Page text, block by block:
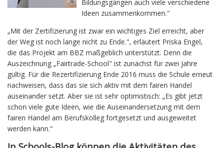
Bildungsgängen auch viele verschiedene
Ideen zusammenkommen."
„Mit der Zertifizierung ist zwar ein wichtiges Ziel erreicht, aber
der Weg ist noch lange nicht zu Ende.", erläutert Priska Engel,
die das Projekt am BBZ maßgeblich unterstützt. Denn die
Auszeichnung „Fairtrade-School" ist zunächst für zwei Jahre
gültig. Für die Rezertifizierung Ende 2016 muss die Schule erneut
nachweisen, dass das sie sich aktiv mit dem fairen Handel
auseinander setzt. Aber sie ist sehr optimistisch: „Es gibt jetzt
schon viele gute Ideen, wie die Auseinandersetzung mit dem
fairen Handel am Berufskolleg fortgesetzt und ausgeweitet
werden kann."